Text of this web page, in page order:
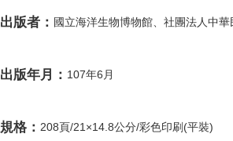
出版者： 國立海洋生物博物館、社團法人中
出版年月： 107年6月
規格： 208頁/21×14.8公分/彩色印刷(平裝)